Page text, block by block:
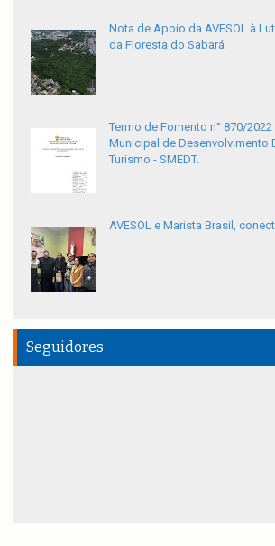
Nota de Apoio da AVESOL à
da Floresta do Sabará
Termo de Fomento n° 870/2022
Municipal de Desenvolvimento
Turismo - SMEDT.
AVESOL e Marista Brasil,
Seguidores